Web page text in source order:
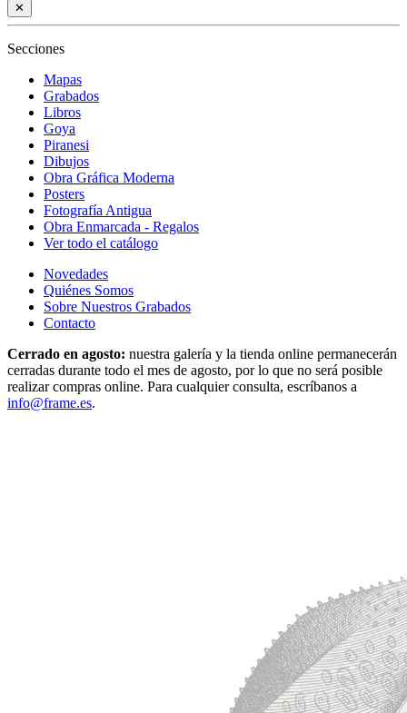
✕
Secciones
Mapas
Grabados
Libros
Goya
Piranesi
Dibujos
Obra Gráfica Moderna
Posters
Fotografía Antigua
Obra Enmarcada - Regalos
Ver todo el catálogo
Novedades
Quiénes Somos
Sobre Nuestros Grabados
Contacto
Cerrado en agosto: nuestra galería y la tienda online permanecerán
cerradas durante todo el mes de agosto, por lo que no será posible
realizar compras online. Para cualquier consulta, escríbanos a
info@frame.es.